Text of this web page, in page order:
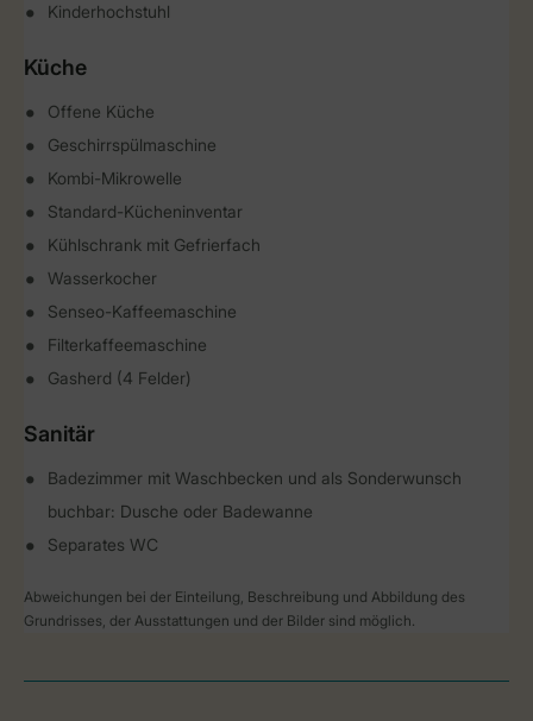
Kinderhochstuhl
Küche
Offene Küche
Geschirrspülmaschine
Kombi-Mikrowelle
Standard-Kücheninventar
Kühlschrank mit Gefrierfach
Wasserkocher
Senseo-Kaffeemaschine
Filterkaffeemaschine
Gasherd (4 Felder)
Sanitär
Badezimmer mit Waschbecken und als Sonderwunsch
buchbar: Dusche oder Badewanne
Separates WC
Abweichungen bei der Einteilung, Beschreibung und Abbildung des
Grundrisses, der Ausstattungen und der Bilder sind möglich.